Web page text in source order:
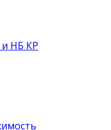
и НБ КР